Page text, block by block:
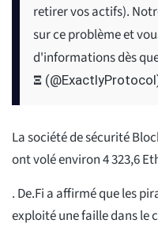
retirer vos actifs).
sur ce problème et
d'informations dès
𝚵
La société de sécurité
ont volé environ 4 323,6
. De.Fi a affirmé que les
exploité une faille dans le